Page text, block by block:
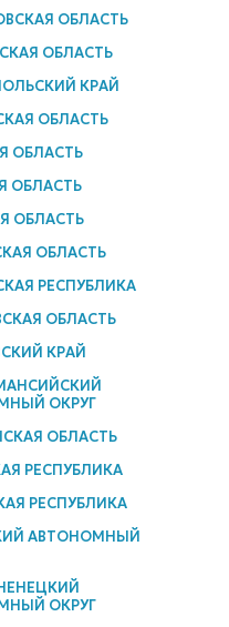
ОБЛАСТЬ
ОБЛАСТЬ
КРАЙ
ОБЛАСТЬ
ОБЛАСТЬ
ОБЛАСТЬ
ОБЛАСТЬ
ОБЛАСТЬ
РЕСПУБЛИКА
ОБЛАСТЬ
КРАЙ
ОКРУГ
ОБЛАСТЬ
РЕСПУБЛИКА
РЕСПУБЛИКА
АВТОНОМНЫЙ
ОКРУГ